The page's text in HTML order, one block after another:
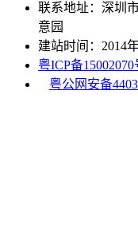
联系地址：深圳
意园
建站时间：2014
粤ICP备15002070
粤公网安备